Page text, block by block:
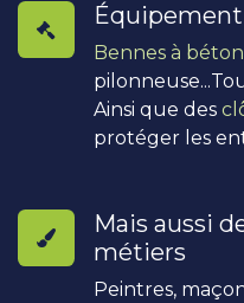
Bennes à béton
Ainsi que des
protéger les
Mais aussi
métiers
Peintres,